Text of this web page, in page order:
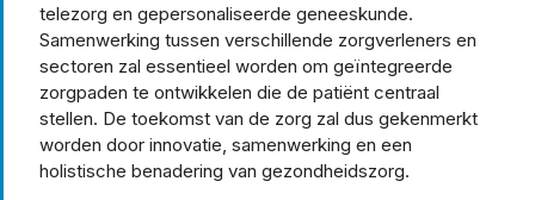
telezorg en gepersonaliseerde geneeskunde.
Samenwerking tussen verschillende zorgverleners en
sectoren zal essentieel worden om geïntegreerde
zorgpaden te ontwikkelen die de patiënt centraal
stellen. De toekomst van de zorg zal dus gekenmerkt
worden door innovatie, samenwerking en een
holistische benadering van gezondheidszorg.